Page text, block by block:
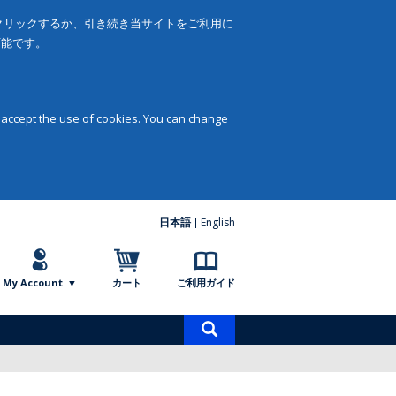
ックするか、引き続き当サイトをご利用に
です。
the use of cookies. You can change
日本語 English
My Account カート ご利用ガイド